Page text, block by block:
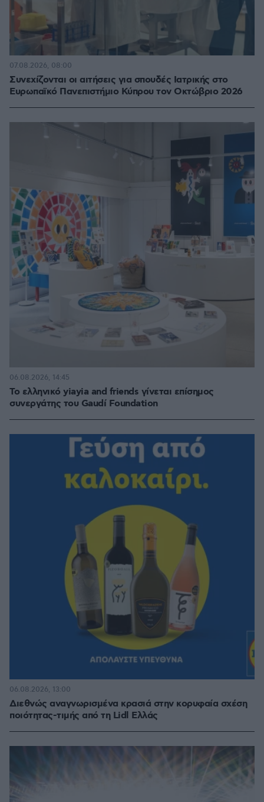
Συνεχίζονται οι αιτήσεις για σπουδές Ιατρικής στο
Ευρωπαϊκό Πανεπιστήμιο Κύπρου τον Οκτώβριο 2026
07.08.2026, 08:00
Το ελληνικό yiayia and friends γίνεται επίσημος
συνεργάτης του Gaudí Foundation
06.08.2026, 14:45
Διεθνώς αναγνωρισμένα κρασιά στην κορυφαία σχέση
ποιότητας-τιμής από τη Lidl Ελλάς
06.08.2026, 13:00